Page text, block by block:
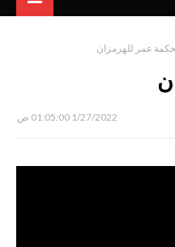
عمر للهرمزان
1/27/2022 01:05:00 ص